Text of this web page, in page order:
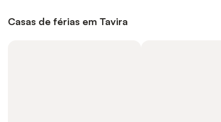
Casas de férias em Tavira